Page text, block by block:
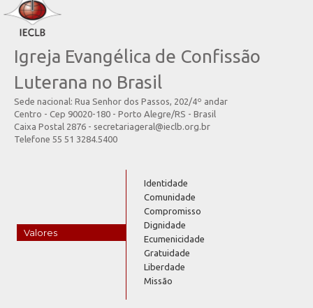
Igreja Evangélica de Confissão
Luterana no Brasil
Sede nacional: Rua Senhor dos Passos, 202/4º andar
Centro - Cep 90020-180 - Porto Alegre/RS - Brasil
Caixa Postal 2876 - secretariageral@ieclb.org.br
Telefone 55 51 3284.5400
Valores
Identidade
Comunidade
Compromisso
Dignidade
Ecumenicidade
Gratuidade
Liberdade
Missão